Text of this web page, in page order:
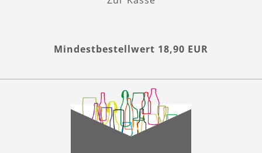
Mindestbestellwert 18,90 EUR